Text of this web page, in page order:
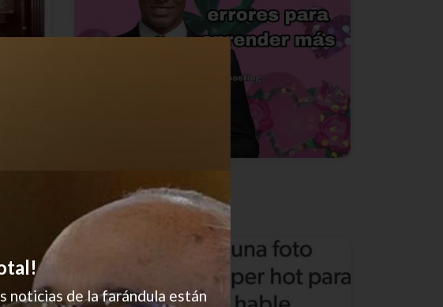
noticias de la farándula están